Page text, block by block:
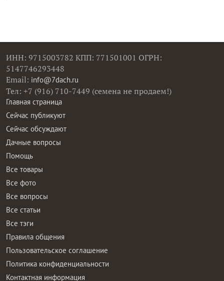
ИНН: 9715003782 КПП: 771501001 ОГРН:
5147746293448
Email: info@7dach.ru
Тел: +7 (916) 710-7449 (семена не продаем!)
Главная страница
Сейчас публикуют
Сейчас обсуждают
Дачные вопросы
Помощь
Все товары
Все фото
Все вопросы
Все статьи
Все тэги
Правила общения
Пользовательское соглашение
Политика конфиденциальности
Контактная информация